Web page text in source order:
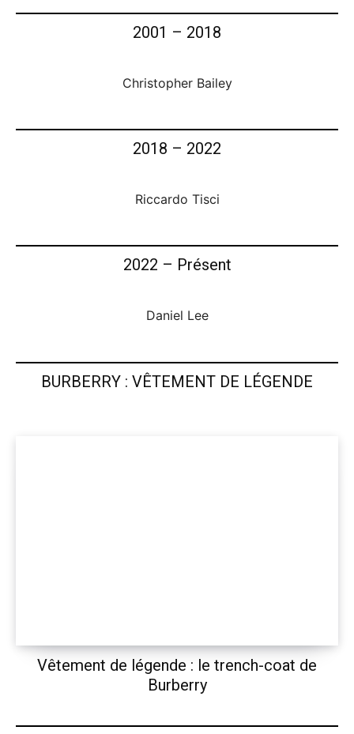
2001 – 2018
Christopher Bailey
2018 – 2022
Riccardo Tisci
2022 – Présent
Daniel Lee
BURBERRY : VÊTEMENT DE LÉGENDE
Vêtement de légende : le trench-coat de
Burberry